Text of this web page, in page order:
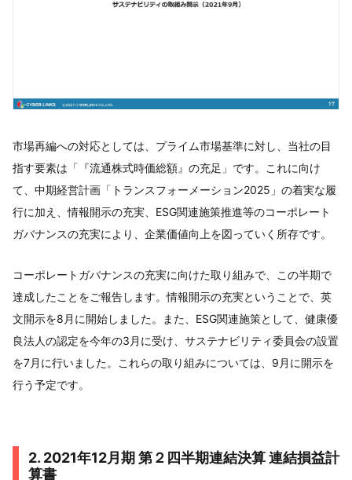
市場再編への対応としては、プライム市場基準に対し、当社の目
指す要素は「『流通株式時価総額』の充足」です。これに向け
て、中期経営計画「トランスフォーメーション2025」の着実な履
行に加え、情報開示の充実、ESG関連施策推進等のコーポレート
ガバナンスの充実により、企業価値向上を図っていく所存です。
コーポレートガバナンスの充実に向けた取り組みで、この半期で
達成したことをご報告します。情報開示の充実ということで、英
文開示を8月に開始しました。また、ESG関連施策として、健康優
良法人の認定を今年の3月に受け、サステナビリティ委員会の設置
を7月に行いました。これらの取り組みについては、9月に開示を
行う予定です。
2. 2021年12月期 第２四半期連結決算 連結損益計
算書